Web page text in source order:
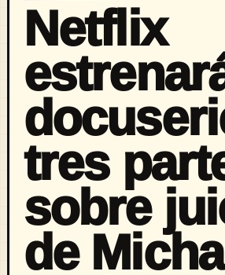
Netflix
tres
sobre
de